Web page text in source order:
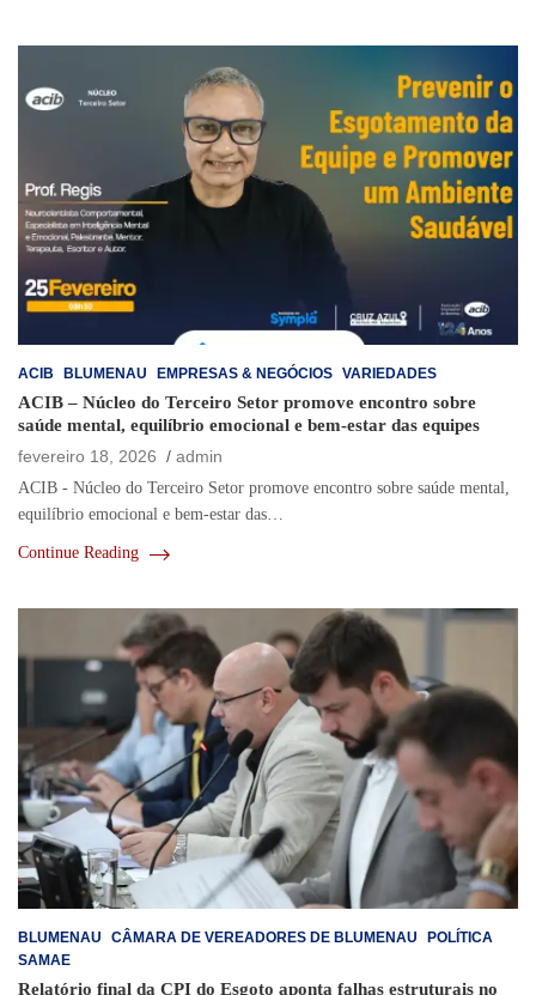
ACIB BLUMENAU EMPRESAS & NEGÓCIOS VARIEDADES
ACIB – Núcleo do Terceiro Setor promove encontro sobre
saúde mental, equilíbrio emocional e bem-estar das equipes
fevereiro 18, 2026
admin
ACIB - Núcleo do Terceiro Setor promove encontro sobre saúde mental,
equilíbrio emocional e bem-estar das…
Continue Reading
BLUMENAU CÂMARA DE VEREADORES DE BLUMENAU
POLÍTICA
SAMAE
Relatório final da CPI do Esgoto aponta falhas estruturais no